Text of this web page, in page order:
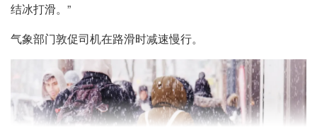
结冰打滑。”
气象部门敦促司机在路滑时减速慢行。